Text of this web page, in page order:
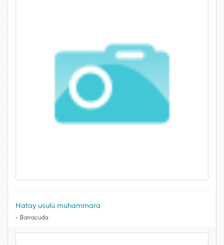
Hatay usulü muhammara
- Barracuda